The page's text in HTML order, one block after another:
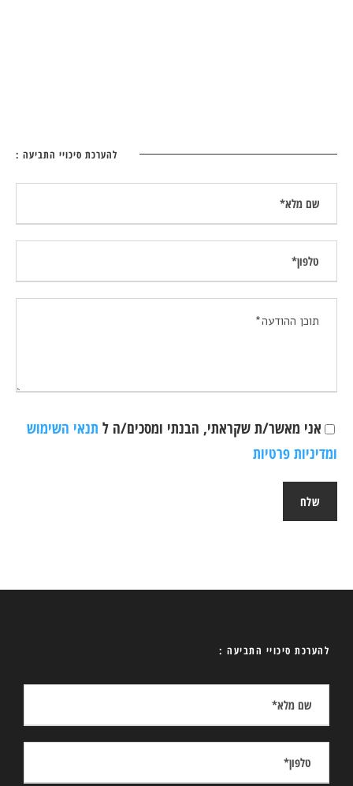
להערכת סיכויי התביעה :
אני מאשר/ת שקראתי, הבנתי ומסכים/ה ל תנאי השימוש
ומדיניות פרטיות
להערכת סיכויי התביעה :